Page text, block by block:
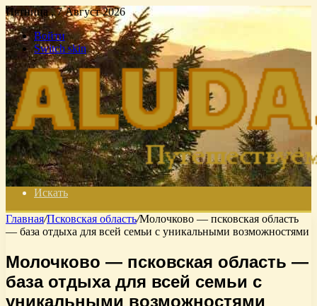
Пятница , 7 Август 2026
Войти
Switch skin
Искать
Главная/Псковская область/Молочково — псковская область
— база отдыха для всей семьи с уникальными возможностями
Молочково — псковская область —
база отдыха для всей семьи с
уникальными возможностями